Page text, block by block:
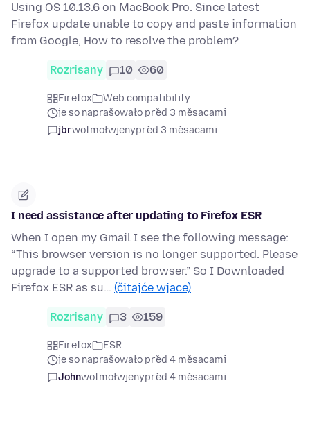
Using OS 10.13.6 on MacBook Pro. Since latest
Firefox update unable to copy and paste information
from Google, How to resolve the problem?
Rozrisany 10 60
Firefox
Web compatibility
je so naprašowało před 3 měsacami
jbrwotmołwjenypřed 3 měsacami
I need assistance after updating to Firefox ESR
When I open my Gmail I see the following message:
“This browser version is no longer supported. Please
upgrade to a supported browser.” So I Downloaded
Firefox ESR as su… (čitajće wjace)
Rozrisany 3 159
Firefox
ESR
je so naprašowało před 4 měsacami
Johnwotmołwjenypřed 4 měsacami